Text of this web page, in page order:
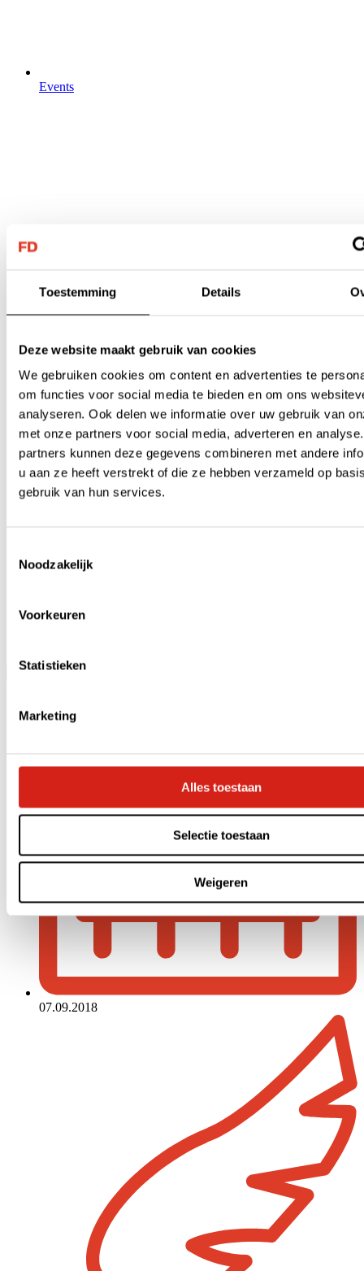
Toestemming Details
Deze website maakt gebruik van cookies
We gebruiken cookies om content en advertenties te
om functies voor social media te bieden en om ons
analyseren. Ook delen we informatie over uw gebruik van
met onze partners voor social media, adverteren en
partners kunnen deze gegevens combineren met andere
u aan ze heeft verstrekt of die ze hebben verzameld op
gebruik van hun services.
Noodzakelijk
Voorkeuren
Statistieken
Marketing
Alles toestaan
Selectie toestaan
Weigeren
Events
Menu
07.09.2018